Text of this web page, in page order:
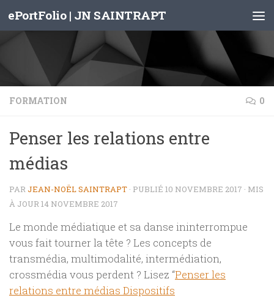
Skip to content
ePortFolio | JN SAINTRAPT
FORMATION 0
Penser les relations entre
médias
PARJEAN-NOËL SAINTRAPT · PUBLIÉ 10 NOVEMBRE 2017 · MIS
À JOUR14 NOVEMBRE 2017
Le monde médiatique et sa danse ininterrompue
vous fait tourner la tête ? Les concepts de
transmédia, multimodalité, intermédiation,
crossmédia vous perdent ? Lisez “Penser les
relations entre médias Dispositifs